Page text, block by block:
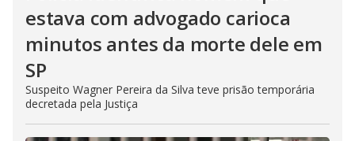
estava com advogado carioca
minutos antes da morte dele em
SP
Suspeito Wagner Pereira da Silva teve prisão temporária
decretada pela Justiça